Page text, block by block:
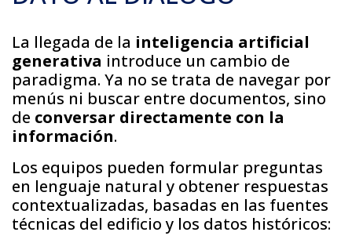
La llegada de la inteligencia artificial
generativa introduce un cambio de
paradigma. Ya no se trata de navegar por
menús ni buscar entre documentos, sino
de conversar directamente con la
información.
Los equipos pueden formular preguntas
en lenguaje natural y obtener respuestas
contextualizadas, basadas en las fuentes
técnicas del edificio y los datos históricos: